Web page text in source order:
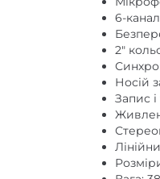
6-
2″
Носій
Запис
Вага: